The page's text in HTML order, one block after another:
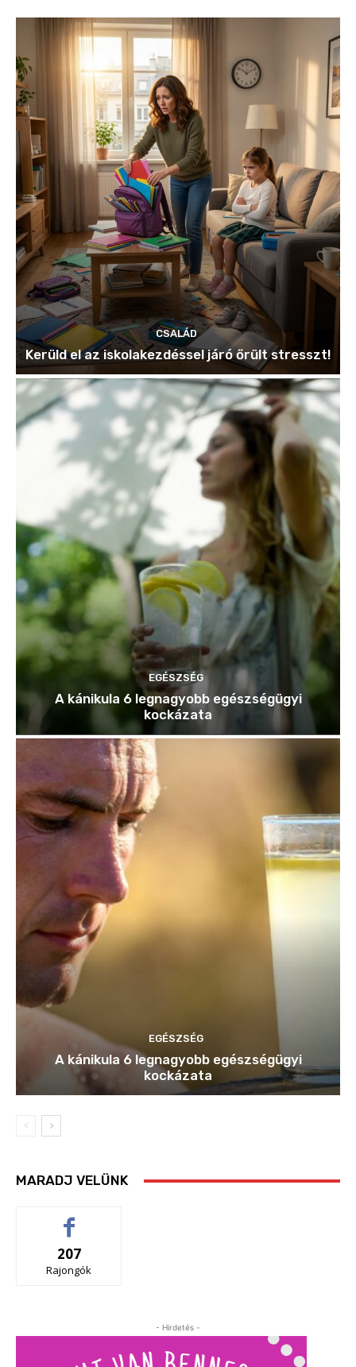
CSALÁD
Kerüld el az iskolakezdéssel járó őrült stresszt!
EGÉSZSÉG
A kánikula 6 legnagyobb egészségügyi
kockázata
EGÉSZSÉG
A kánikula 6 legnagyobb egészségügyi
kockázata
MARADJ VELÜNK
207
Rajongók
- Hirdetés -